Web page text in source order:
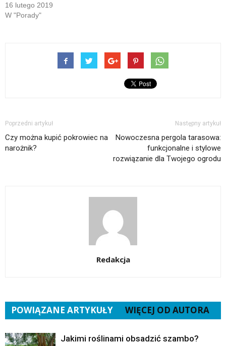
16 lutego 2019
W "Porady"
Poprzedni artykuł
Czy można kupić pokrowiec na
narożnik?
Następny artykuł
Nowoczesna pergola tarasowa:
funkcjonalne i stylowe
rozwiązanie dla Twojego ogrodu
Redakcja
POWIĄZANE ARTYKUŁY WIĘCEJ OD AUTORA
Jakimi roślinami obsadzić szambo?